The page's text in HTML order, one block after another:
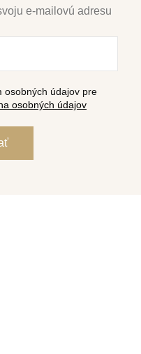
e-mailovú adresu
osobných údajov pre
osobných údajov